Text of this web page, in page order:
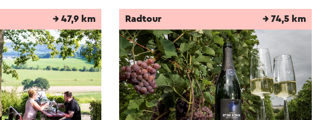
→ 47,9 km Radtour → 74,5 km